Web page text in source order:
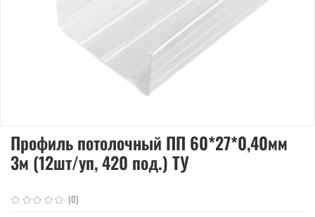
(0)
Профиль потолочный ПП 60*27*0,40мм
3м (12шт/уп, 420 под.) ТУ